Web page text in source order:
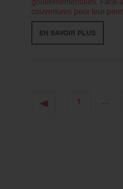
couvertures pour leur
EN SAVOIR PLUS
1 …